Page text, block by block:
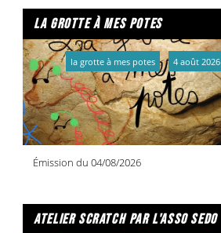
la grotte à mes potes
Émission du 04/08/2026
la grotte à mes potes 4 août 2026
atelier scratch par l'asso sedo